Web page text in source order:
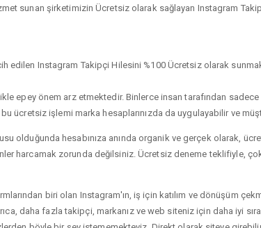
sunan şirketimizin Ücretsiz olarak sağlayan Instagram
edilen Instagram Takipçi Hilesini %100 Ücretsiz olarak
epey önem arz etmektedir. Binlerce insan tarafından
ücretsiz işlemi marka hesaplarınızda da uygulayabilir ve
olduğunda hesabınıza anında organik ve gerçek olarak,
harcamak zorunda değilsiniz. Ücretsiz deneme teklifiyle,
biri olan Instagram'ın, iş için katılım ve dönüşüm
daha fazla takipçi, markanız ve web siteniz için daha iyi